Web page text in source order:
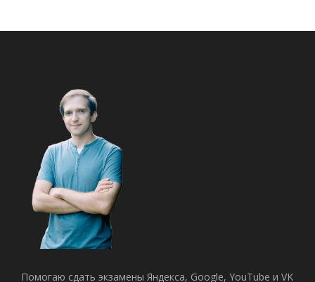
Помогаю сдать экзамены Яндекса, Google, YouTube и VK